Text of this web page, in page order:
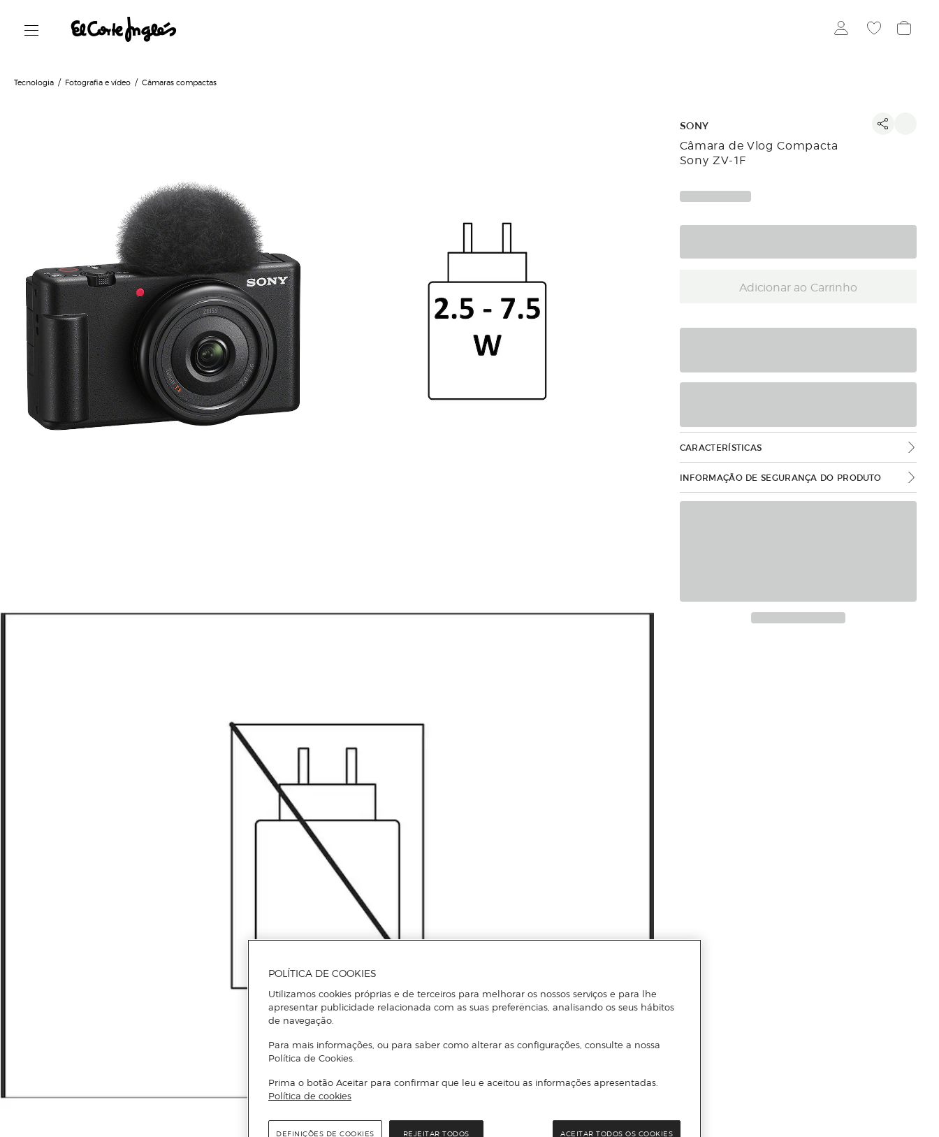
Tecnologia Fotografia e vídeo Câmaras compactas
SONY
Câmara de Vlog Compacta
Sony ZV-1F
Adicionar ao Carrinho
CARACTERÍSTICAS
INFORMAÇÃO DE SEGURANÇA DO PRODUTO
Mais informações
POLÍTICA DE COOKIES
Utilizamos cookies próprias e de terceiros para melhorar os nossos serviços e para lhe
apresentar publicidade relacionada com as suas preferências, analisando os seus hábitos
de navegação.
Para mais informações, ou para saber como alterar as configurações, consulte a nossa
Política de Cookies.
Prima o botão Aceitar para confirmar que leu e aceitou as informações apresentadas.
Política de cookies
REJEITAR TODOS ACEITAR TODOS OS COOKIES
DEFINIÇÕES DE COOKIES